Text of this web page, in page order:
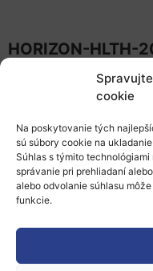
cookie
Na poskytovanie tých
sú súbory cookie na
Súhlas s týmito
správanie pri prehliadaní
alebo odvolanie súhlasu
funkcie.
HORIZON-HLTH-
Otvorenie
Aj napriek tomu,
vstupuje do
komisiou sú
harmonograme